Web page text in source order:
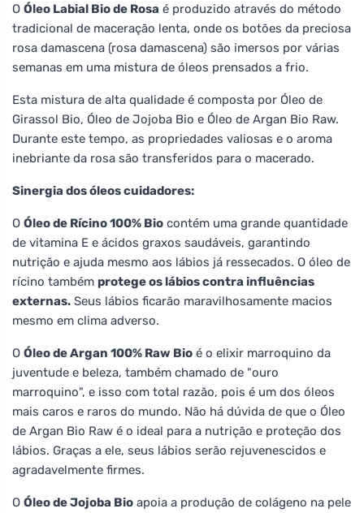
O Óleo Labial Bio de Rosa é produzido através do método
tradicional de maceração lenta, onde os botões da preciosa
rosa damascena (rosa damascena) são imersos por várias
semanas em uma mistura de óleos prensados a frio.
Esta mistura de alta qualidade é composta por Óleo de
Girassol Bio, Óleo de Jojoba Bio e Óleo de Argan Bio Raw.
Durante este tempo, as propriedades valiosas e o aroma
inebriante da rosa são transferidos para o macerado.
Sinergia dos óleos cuidadores:
O Óleo de Rícino 100% Bio contém uma grande quantidade
de vitamina E e ácidos graxos saudáveis, garantindo
nutrição e ajuda mesmo aos lábios já ressecados. O óleo de
rícino também protege os lábios contra influências
externas. Seus lábios ficarão maravilhosamente macios
mesmo em clima adverso.
O Óleo de Argan 100% Raw Bio é o elixir marroquino da
juventude e beleza, também chamado de "ouro
marroquino", e isso com total razão, pois é um dos óleos
mais caros e raros do mundo. Não há dúvida de que o Óleo
de Argan Bio Raw é o ideal para a nutrição e proteção dos
lábios. Graças a ele, seus lábios serão rejuvenescidos e
agradavelmente firmes.
O Óleo de Jojoba Bio apoia a produção de colágeno na pele